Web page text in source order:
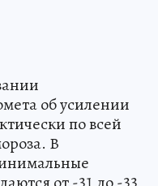
об усилении
по всей
В